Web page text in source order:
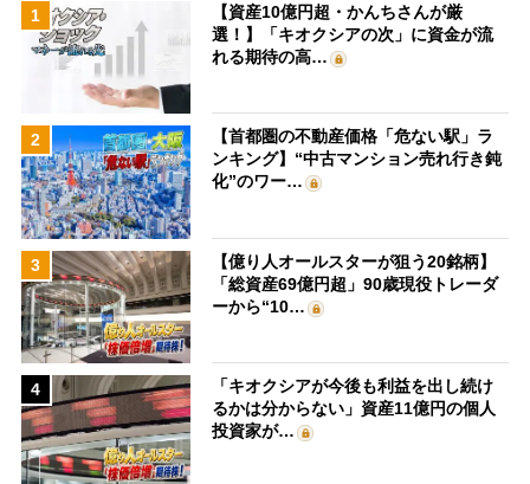
1
【資産10億円超・かんちさんが厳
選！】「キオクシアの次」に資金が流
れる期待の高…
2
【首都圏の不動産価格「危ない駅」ラ
ンキング】“中古マンション売れ行き鈍
化”のワー…
3
【億り人オールスターが狙う20銘柄】
「総資産69億円超」90歳現役トレーダ
ーから“10…
4
「キオクシアが今後も利益を出し続け
るかは分からない」資産11億円の個人
投資家が…